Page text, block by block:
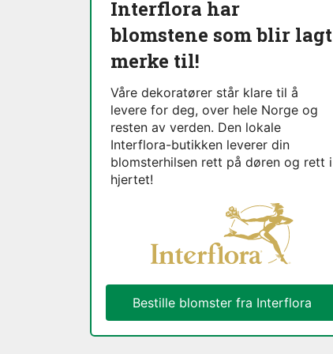
Interflora har
blomstene som blir lagt
merke til!
Våre dekoratører står klare til å
levere for deg, over hele Norge og
resten av verden. Den lokale
Interflora-butikken leverer din
blomsterhilsen rett på døren og rett i
hjertet!
Bestille blomster fra Interflora